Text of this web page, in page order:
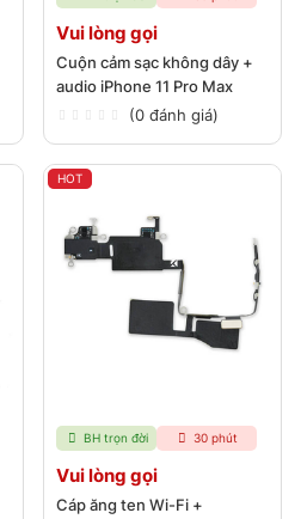
Vui lòng gọi
Cuộn cảm sạc không dây +
audio iPhone 11 Pro Max
(0 đánh giá)
HOT
BH trọn đời 30 phút
Vui lòng gọi
Cáp ăng ten Wi-Fi +